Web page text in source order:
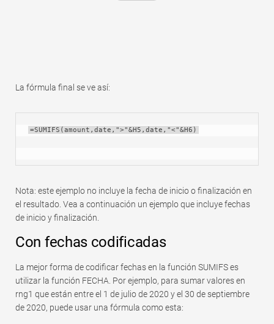
La fórmula final se ve así:
=SUMIFS(amount,date,">"&H5,date,"<"&H6)
Nota: este ejemplo no incluye la fecha de inicio o finalización en
el resultado. Vea a continuación un ejemplo que incluye fechas
de inicio y finalización.
Con fechas codificadas
La mejor forma de codificar fechas en la función SUMIFS es
utilizar la función FECHA. Por ejemplo, para sumar valores en
rng1 que están entre el 1 de julio de 2020 y el 30 de septiembre
de 2020, puede usar una fórmula como esta: